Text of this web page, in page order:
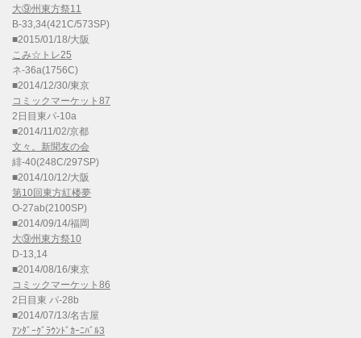
大⑨州東方祭11
B-33,34(421C/573SP)
■2015/01/18/大阪
こみ☆トレ25
ネ-36a(1756C)
■2014/12/30/東京
コミックマーケット87
2日目東パ-10a
■2014/11/02/京都
文々。新聞友の会
緋-40(248C/297SP)
■2014/10/12/大阪
第10回東方紅楼夢
O-27ab(2100SP)
■2014/09/14/福岡
大⑨州東方祭10
D-13,14
■2014/08/16/東京
コミックマーケット86
2日目東 パ-28b
■2014/07/13/名古屋
ｱﾝﾀﾞｰｸﾞﾗｳﾝﾄﾞｶｰﾆﾊﾞﾙ3